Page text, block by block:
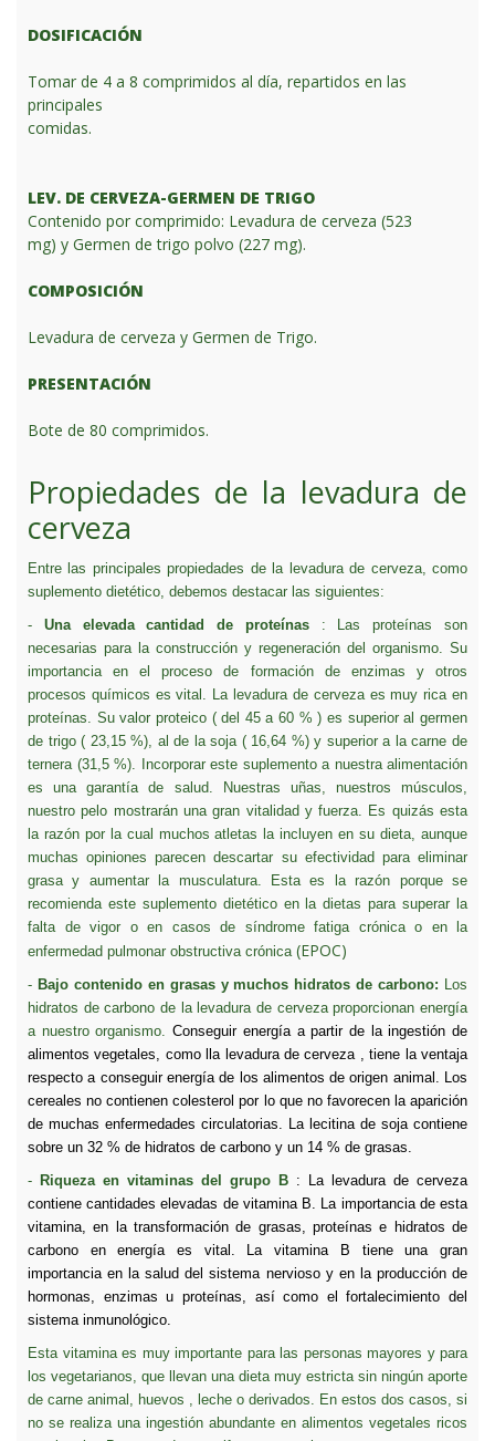
DOSIFICACIÓN
Tomar de 4 a 8 comprimidos al día, repartidos en las
principales
comidas.
LEV. DE CERVEZA-GERMEN DE TRIGO
Contenido por comprimido: Levadura de cerveza (523
mg) y Germen de trigo polvo (227 mg).
COMPOSICIÓN
Levadura de cerveza y Germen de Trigo.
PRESENTACIÓN
Bote de 80 comprimidos.
Propiedades de la levadura de
cerveza
Entre las principales propiedades de la levadura de cerveza, como
suplemento dietético, debemos destacar las siguientes:
- Una elevada cantidad de proteínas: Las proteínas son
necesarias para la construcción y regeneración del organismo. Su
importancia en el proceso de formación de enzimas y otros
procesos químicos es vital. La levadura de cerveza es muy rica en
proteínas. Su valor proteico ( del 45 a 60 % ) es superior al germen
de trigo ( 23,15 %), al de la soja ( 16,64 %) y superior a la carne de
ternera (31,5 %). Incorporar este suplemento a nuestra alimentación
es una garantía de salud. Nuestras uñas, nuestros músculos,
nuestro pelo mostrarán una gran vitalidad y fuerza. Es quizás esta
la razón por la cual muchos atletas la incluyen en su dieta, aunque
muchas opiniones parecen descartar su efectividad para eliminar
grasa y aumentar la musculatura. Esta es la razón porque se
recomienda este suplemento dietético en la dietas para superar la
falta de vigor o en casos de síndrome fatiga crónica o en la
enfermedad pulmonar obstructiva crónica (EPOC)
- Bajo contenido en grasas y muchos hidratos de carbono: Los
hidratos de carbono de la levadura de cerveza proporcionan energía
a nuestro organismo.Conseguir energía a partir de la ingestión de
alimentos vegetales, como lla levadura de cerveza , tiene la ventaja
respecto a conseguir energía de los alimentos de origen animal. Los
cereales no contienen colesterol por lo que no favorecen la aparición
de muchas enfermedades circulatorias. La lecitina de soja contiene
sobre un 32 % de hidratos de carbono y un 14 % de grasas.
- Riqueza en vitaminas del grupo B : La levadura de cerveza
contiene cantidades elevadas de vitamina B. La importancia de esta
vitamina, en la transformación de grasas, proteínas e hidratos de
carbono en energía es vital. La vitamina B tiene una gran
importancia en la salud del sistema nervioso y en la producción de
hormonas, enzimas u proteínas, así como el fortalecimiento del
sistema inmunológico.
Esta vitamina es muy importante para las personas mayores y para
los vegetarianos, que llevan una dieta muy estricta sin ningún aporte
de carne animal, huevos , leche o derivados. En estos dos casos, si
no se realiza una ingestión abundante en alimentos vegetales ricos